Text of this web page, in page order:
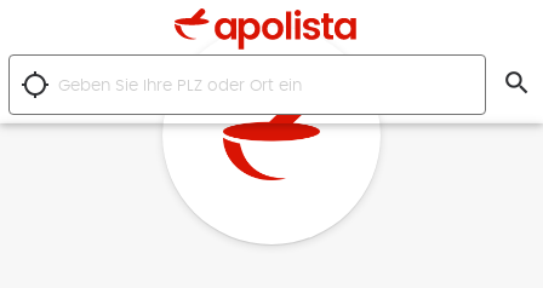
location_searching search